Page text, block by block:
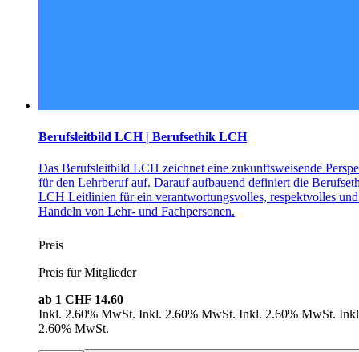
Berufsleitbild LCH | Berufsethik LCH
Das Berufsleitbild LCH zeichnet eine zukunftsweisende
für den Lehrberuf auf. Darauf aufbauend definiert die
LCH Leitlinien für ein verantwortungsvolles, respektvolles
Handeln von Lehr- und Fachpersonen.
Preis
Preis für Mitglieder
ab 1 CHF 14.60
Inkl. 2.60% MwSt. Inkl. 2.60% MwSt. Inkl. 2.60% MwSt.
2.60% MwSt.